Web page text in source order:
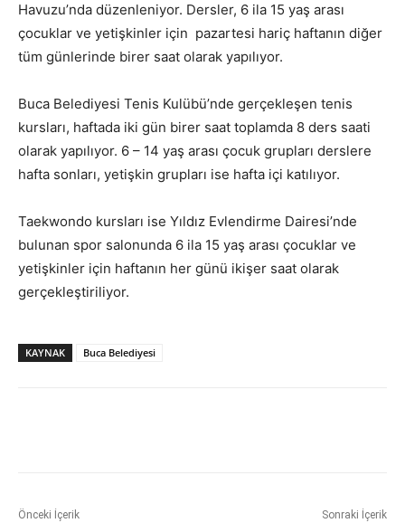
Havuzu’nda düzenleniyor. Dersler, 6 ila 15 yaş arası
çocuklar ve yetişkinler için pazartesi hariç haftanın diğer
tüm günlerinde birer saat olarak yapılıyor.
Buca Belediyesi Tenis Kulübü’nde gerçekleşen tenis
kursları, haftada iki gün birer saat toplamda 8 ders saati
olarak yapılıyor. 6 – 14 yaş arası çocuk grupları derslere
hafta sonları, yetişkin grupları ise hafta içi katılıyor.
Taekwondo kursları ise Yıldız Evlendirme Dairesi’nde
bulunan spor salonunda 6 ila 15 yaş arası çocuklar ve
yetişkinler için haftanın her günü ikişer saat olarak
gerçekleştiriliyor.
KAYNAK Buca Belediyesi
Önceki İçerik Sonraki İçerik